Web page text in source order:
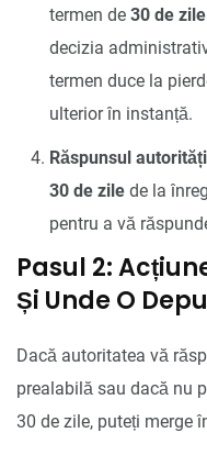
termen de 30 de zile
decizia
termen duce la
ulterior în instanță.
Răspunsul
30 de zile de la
pentru a vă
Pasul 2:
Și Unde O
Dacă autoritatea vă
prealabilă sau dacă nu
30 de zile, puteți merge